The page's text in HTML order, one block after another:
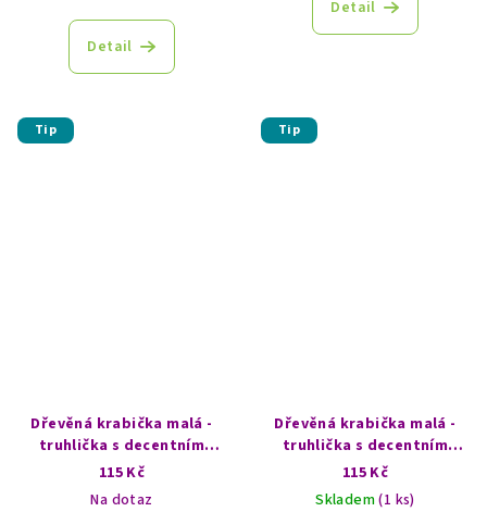
Detail
Detail
Tip
Dřevěná krabička malá -
truhlička s decentním
vzorem - Buddha
115 Kč
Na dotaz
Tip
Dřevěná krabička malá -
truhlička s decentním
vzorem - Ohm
115 Kč
Skladem(1 ks)